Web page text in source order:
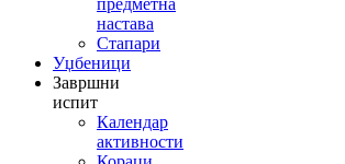
предметна
настава
Стапари
Уџбеници
Завршни
испит
Календар
активности